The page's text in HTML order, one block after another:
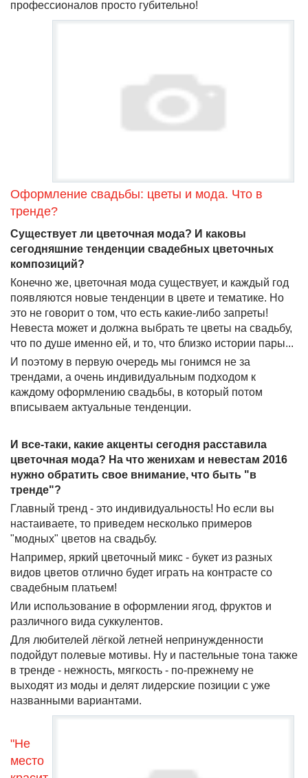
профессионалов просто губительно!
Оформление свадьбы: цветы и мода. Что в
тренде?
Существует ли цветочная мода? И каковы
сегодняшние тенденции свадебных цветочных
композиций?
Конечно же, цветочная мода существует, и каждый год
появляются новые тенденции в цвете и тематике. Но
это не говорит о том, что есть какие-либо запреты!
Невеста может и должна выбрать те цветы на свадьбу,
что по душе именно ей, и то, что близко истории пары...
И поэтому в первую очередь мы гонимся не за
трендами, а очень индивидуальным подходом к
каждому оформлению свадьбы, в который потом
вписываем актуальные тенденции.
И все-таки, какие акценты сегодня расставила
цветочная мода? На что женихам и невестам 2016
нужно обратить свое внимание, что быть "в
тренде"?
Главный тренд - это индивидуальность! Но если вы
настаиваете, то приведем несколько примеров
"модных" цветов на свадьбу.
Например, яркий цветочный микс - букет из разных
видов цветов отлично будет играть на контрасте со
свадебным платьем!
Или использование в оформлении ягод, фруктов и
различного вида суккулентов.
Для любителей лёгкой летней непринужденности
подойдут полевые мотивы. Ну и пастельные тона также
в тренде - нежность, мягкость - по-прежнему не
выходят из моды и делят лидерские позиции с уже
названными вариантами.
"Не
место